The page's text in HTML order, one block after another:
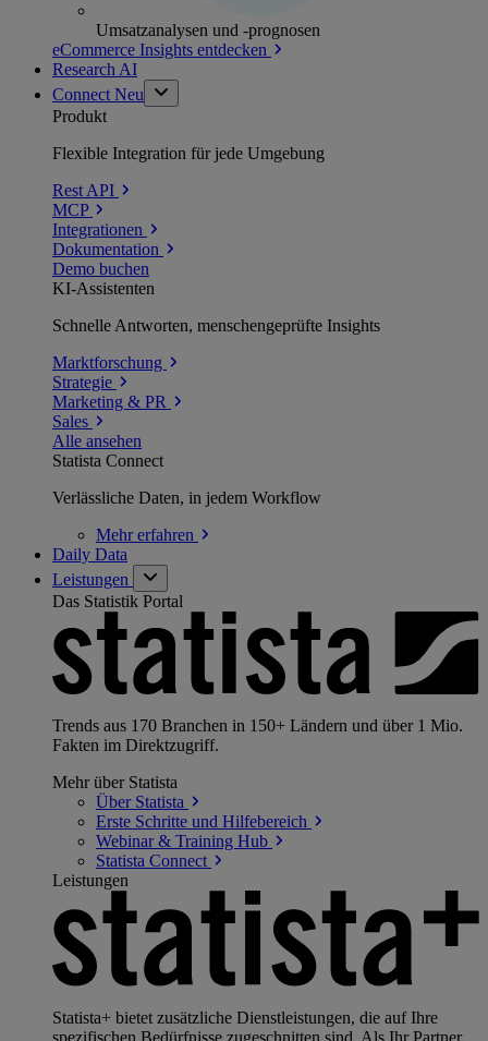
Umsatzanalysen und -prognosen
eCommerce Insights entdecken
Research AI
Connect Neu
Produkt
Flexible Integration für jede Umgebung
Rest API
MCP
Integrationen
Dokumentation
Demo buchen
KI-Assistenten
Schnelle Antworten, menschengeprüfte Insights
Marktforschung
Strategie
Marketing & PR
Sales
Alle ansehen
Statista Connect
Verlässliche Daten, in jedem Workflow
Mehrerfahren
Daily Data
Leistungen
Das Statistik Portal
Trends aus 170 Branchen in 150+ Ländern und über 1 Mio.
Fakten im Direktzugriff.
Mehr über Statista
Über Statista
Erste Schritte und Hilfebereich
Webinar & Training Hub
Statista Connect
Leistungen
Statista+ bietet zusätzliche Dienstleistungen, die auf Ihre
spezifischen Bedürfnisse zugeschnitten sind. Als Ihr Partner